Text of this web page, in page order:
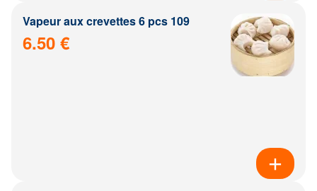
Vapeur aux crevettes 6 pcs 109
6.50 €